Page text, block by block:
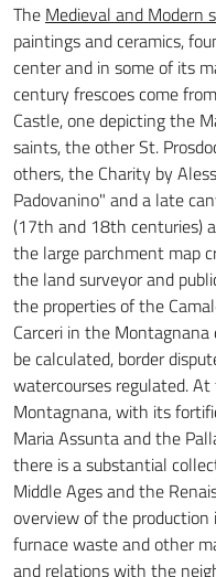
The Medieval and Modern
paintings and ceramics,
center and in some of its
century frescoes come
Castle, one depicting the
saints, the other St.
others, the Charity by
Padovanino" and a late
(17th and 18th centuries)
the large parchment map
the land surveyor and
the properties of the
Carceri in the
be calculated, border
watercourses regulated.
Montagnana, with its
Maria Assunta and the
there is a substantial
Middle Ages and the
overview of the production
furnace waste and other
and relations with the